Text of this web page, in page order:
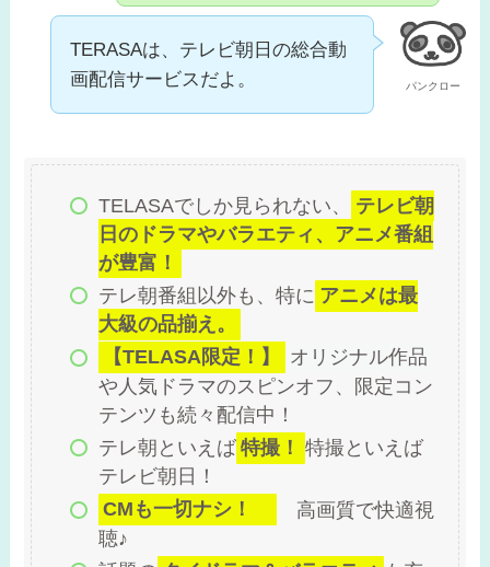
パンクロー
TERASAは、テレビ朝日の総合動
画配信サービスだよ。
TELASAでしか見られない、
テレビ朝
日のドラマやバラエティ、アニメ番組
が豊富！
テレ朝番組以外も、特に アニメは最
大級の品揃え。
【TELASA限定！】
オリジナル作品
や人気ドラマのスピンオフ、限定コン
テンツも続々配信中！
テレ朝といえば 特撮！ 特撮といえば
テレビ朝日！
CMも一切ナシ！
高画質で快適視
聴♪